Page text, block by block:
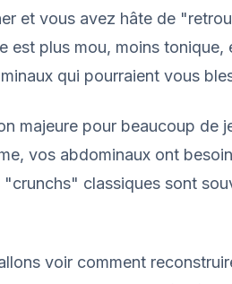
et vous avez hâte de
est plus mou, moins
qui pourraient vous
majeure pour beaucoup de
vos abdominaux ont
classiques sont
voir comment